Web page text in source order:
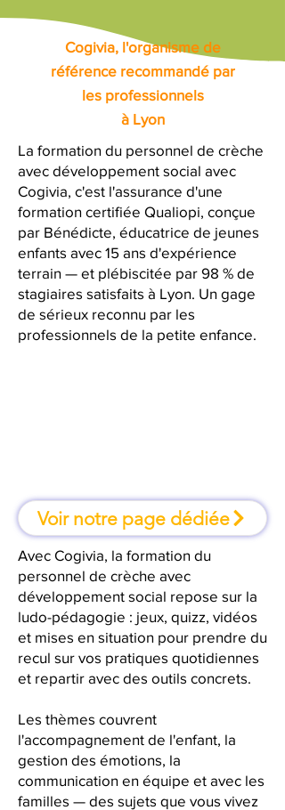
Cogivia, l'organisme de
référence recommandé par
les professionnels
à Lyon
La formation du personnel de crèche
avec développement social avec
Cogivia, c'est l'assurance d'une
formation certifiée Qualiopi, conçue
par Bénédicte, éducatrice de jeunes
enfants avec 15 ans d'expérience
terrain — et plébiscitée par 98 % de
stagiaires satisfaits à Lyon. Un gage
de sérieux reconnu par les
professionnels de la petite enfance.
Voir notre page dédiée
Avec Cogivia, la formation du
personnel de crèche avec
développement social repose sur la
ludo-pédagogie : jeux, quizz, vidéos
et mises en situation pour prendre du
recul sur vos pratiques quotidiennes
et repartir avec des outils concrets.
Les thèmes couvrent
l'accompagnement de l'enfant, la
gestion des émotions, la
communication en équipe et avec les
familles — des sujets que vous vivez